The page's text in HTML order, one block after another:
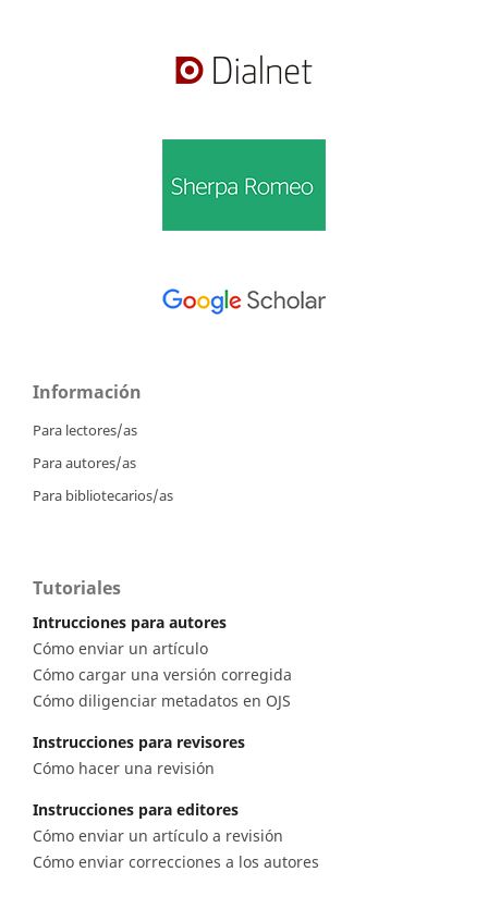
Información
Para lectores/as
Para autores/as
Para bibliotecarios/as
Tutoriales
Intrucciones para autores
Cómo enviar un artículo
Cómo cargar una versión corregida
Cómo diligenciar metadatos en OJS
Instrucciones para revisores
Cómo hacer una revisión
Instrucciones para editores
Cómo enviar un artículo a revisión
Cómo enviar correcciones a los autores